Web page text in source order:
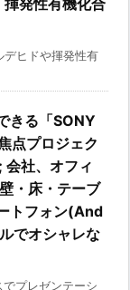
ヒドや揮発性有
きる「SONY
点プロジェク
会社、オフィ
・床・テーブ
トフォン(And
でオシャレな
プレゼンテーシ